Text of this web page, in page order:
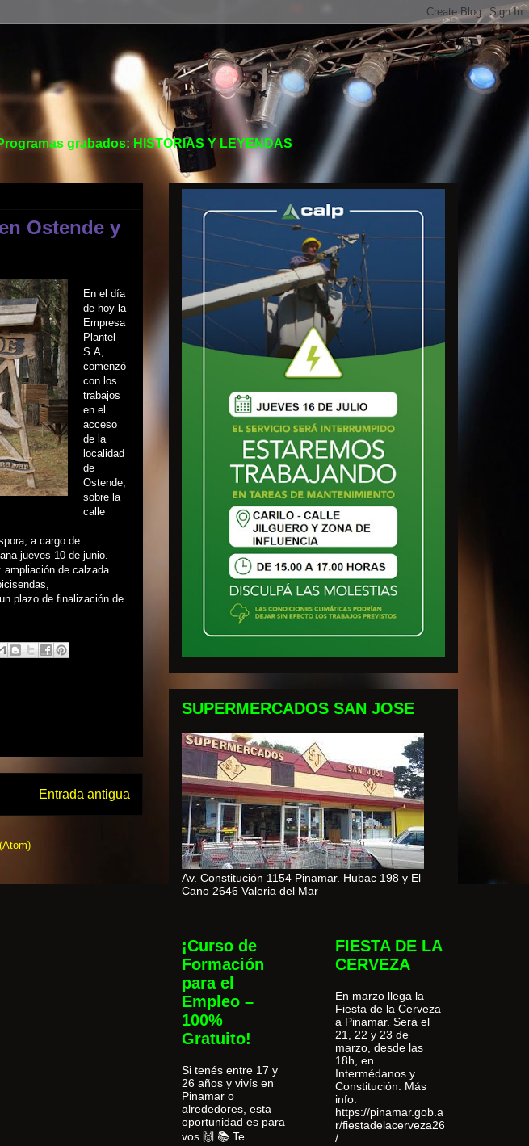
grabados: HISTORIAS Y LEYENDAS
Ostende y
En el día
de hoy la
Empresa
Plantel
S.A,
comenzó
con los
trabajos
en el
acceso
de la
localidad
de
Ostende,
sobre la
calle
a cargo de
jueves 10 de junio.
ampliación de calzada
plazo de finalización de
Entrada antigua
SUPERMERCADOS SAN JOSE
Av. Constitución 1154 Pinamar. Hubac 198 y El
Cano 2646 Valeria del Mar
¡Curso de
Formación
para el
Empleo –
100%
Gratuito!
Si tenés entre 17 y
26 años y vivís en
Pinamar o
alrededores, esta
oportunidad es para
vos 🙌 📚 Te
FIESTA DE LA
CERVEZA
En marzo llega la
Fiesta de la Cerveza
a Pinamar. Será el
21, 22 y 23 de
marzo, desde las
18h, en
Intermédanos y
Constitución. Más
info:
https://pinamar.gob.a
r/fiestadelacerveza26
/